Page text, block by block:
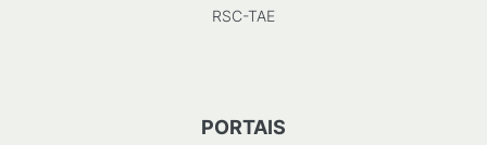
RSC-TAE
PORTAIS